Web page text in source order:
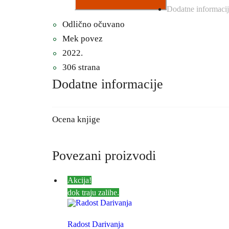
Dodatne
Odlično očuvano
Mek povez
2022.
306 strana
Dodatne informacije
Ocena knjige
Povezani proizvodi
Akcija!
dok traju zalihe.
Radost Darivanja